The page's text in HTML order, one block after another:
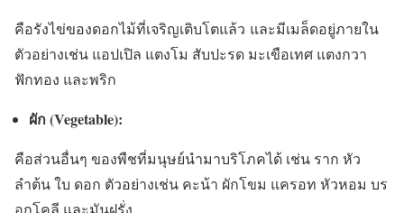
คือรังไข่ของดอกไม้ที่เจริญเติบโตแล้ว และมีเมล็ดอยู่ภายใน
ตัวอย่างเช่น แอปเปิล แตงโม สับปะรด มะเขือเทศ แตงกวา
ฟักทอง และพริก
ผัก (Vegetable):
คือส่วนอื่นๆ ของพืชที่มนุษย์นำมาบริโภคได้ เช่น ราก หัว
ลำต้น ใบ ดอก ตัวอย่างเช่น คะน้า ผักโขม แครอท หัวหอม บร
อกโคลี และมันฝรั่ง